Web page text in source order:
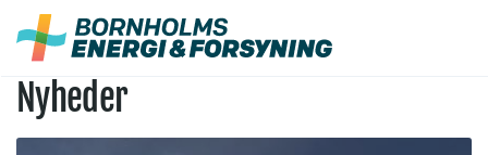
Fortsæt
indhold
Nyheder